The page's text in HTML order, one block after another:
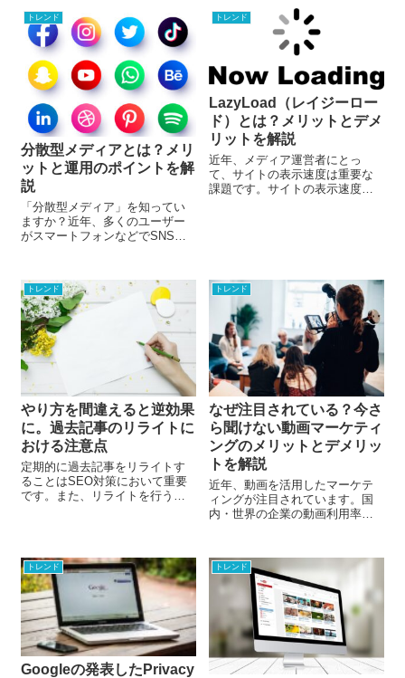
されてきた「ストーリー」に替
わる手法だと言われています。
ナラティブの意味、またナラテ
ィブとストーリーの違いについ
て見ていきましょう。
リットとデメリットについて解
説します。
トレンド
分散型メディアとは？メリ
ットと運用のポイントを解
説
「分散型メディア」を知ってい
ますか？近年、多くのユーザー
がスマートフォンなどでSNSを
ツ配信方法も、今までとは異な
ってきています。今回は、分散
型メディアとは何か、そのメリ
ットと運用のポイントについて
解説します。
トレンド
LazyLoad（レイジーロー
ド）とは？メリットとデメ
リットを解説
近年、メディア運営者にとっ
て、サイトの表示速度は重要な
課題です。サイトの表示速度は
ト・デメリットについて解説し
ます。
トレンド
やり方を間違えると逆効果
に。過去記事のリライトに
おける注意点
定期的に過去記事をリライトす
ることはSEO対策において重要
です。また、リライトを行う際
イトを行っても、そのやり方を
間違えると逆効果にもなりかね
ません。今回は、リライトにお
ける注意点についてお伝えしま
す。
トレンド
なぜ注目されている？今さ
ら聞けない動画マーケティ
ングのメリットとデメリッ
トを解説
近年、動画を活用したマーケテ
ィングが注目されています。国
内・世界の企業の動画利用率は
もさらに伸び続けると予測され
ています。すでに普及している
動画マーケティングですが、そ
のメリットはどこにあるのでし
ょうか。今回は、今さら聞けな
い動画マーケティングのメリッ
トとデメリットについて解説し
ます。
トレンド
Googleの発表したPrivacy
トレンド